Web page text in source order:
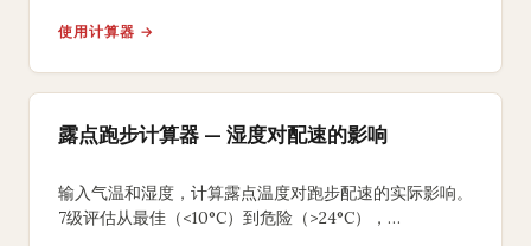
使用计算器 →
露点跑步计算器 — 湿度对配速的影响
输入气温和湿度，计算露点温度对跑步配速的实际影响。
7级评估从最佳（<10°C）到危险（>24°C），